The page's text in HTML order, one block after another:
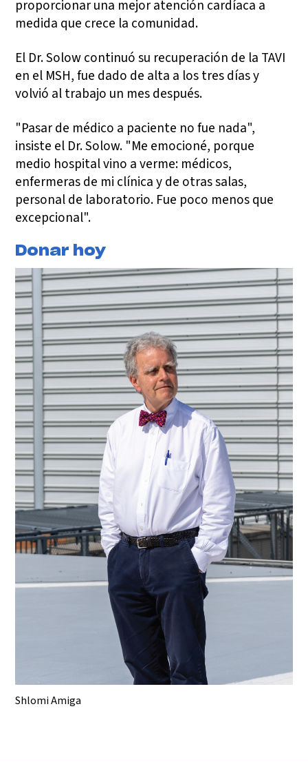
proporcionar una mejor atención cardíaca a
medida que crece la comunidad.
El Dr. Solow continuó su recuperación de la TAVI
en el MSH, fue dado de alta a los tres días y
volvió al trabajo un mes después.
"Pasar de médico a paciente no fue nada",
insiste el Dr. Solow. "Me emocioné, porque
medio hospital vino a verme: médicos,
enfermeras de mi clínica y de otras salas,
personal de laboratorio. Fue poco menos que
excepcional".
Donar hoy
Shlomi Amiga